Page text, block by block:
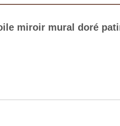
miroir mural doré